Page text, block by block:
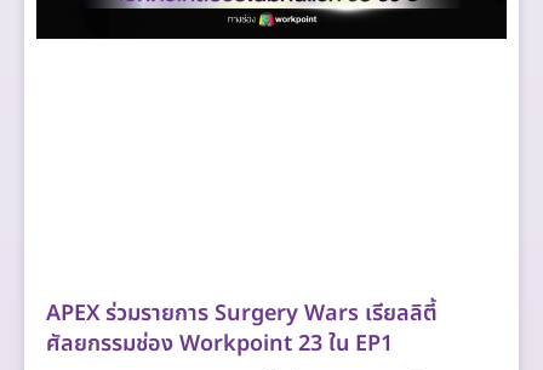
APEX ร่วมรายการ Surgery Wars เรียลลิตี้
ศัลยกรรมช่อง Workpoint 23 ใน EP1